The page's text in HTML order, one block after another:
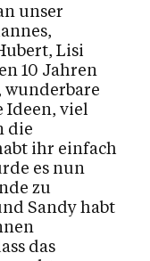
unser
Lisi
10 Jahren
wunderbare
Ideen, viel
die
ihr einfach
es nun
zu
Sandy habt
das